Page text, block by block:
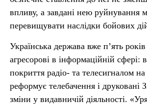
впливу, а завдані нею руйнування
перевищувати наслідки бойових
Українська держава вже п’ять
агресорові в інформаційній сфері:
покриття радіо- та телесигналом на
реформує телебачення і друковані
зміни у видавничій діяльності.